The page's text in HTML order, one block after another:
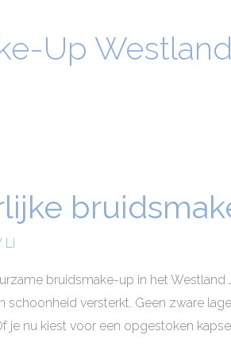
Up Westland
Li
bruidsmake-up in het
schoonheid versterkt. Geen zware
je nu kiest voor een opgestoken